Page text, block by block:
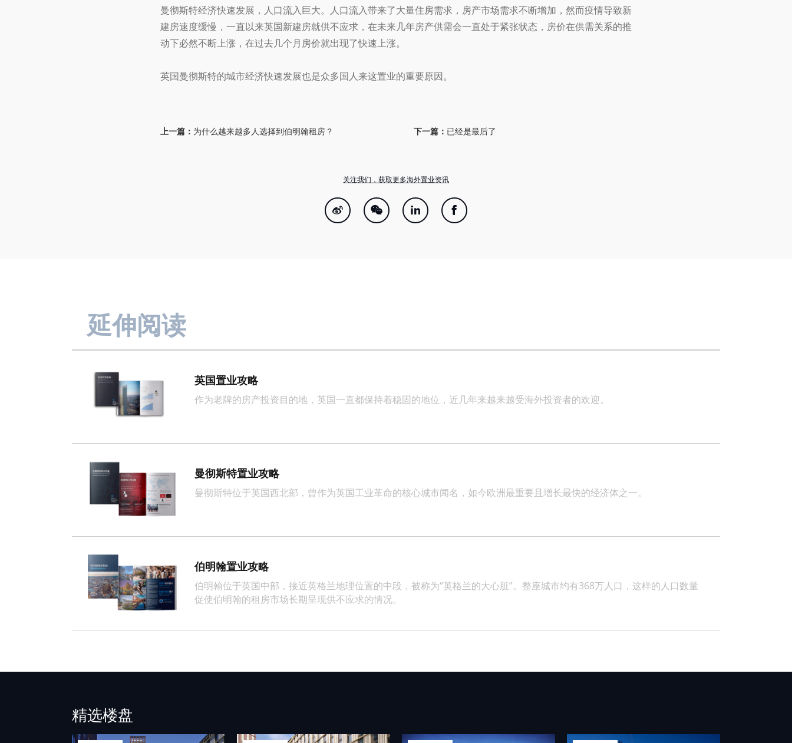
曼彻斯特经济快速发展，人口流入巨大。人口流入带来了大量住房需求，房产市场需求不断增加，然而疫情导致新
建房速度缓慢，一直以来英国新建房就供不应求，在未来几年房产供需会一直处于紧张状态，房价在供需关系的推
动下必然不断上涨，在过去几个月房价就出现了快速上涨。
英国曼彻斯特的城市经济快速发展也是众多国人来这置业的重要原因。
上一篇： 为什么越来越多人选择到伯明翰租房？ 下一篇： 已经是最后了
关注我们，获取更多海外置业资讯
延伸阅读
英国置业攻略
作为老牌的房产投资目的地，英国一直都保持着稳固的地位，近几年来越来越受海外投资者的欢迎。
曼彻斯特置业攻略
曼彻斯特位于英国西北部，曾作为英国工业革命的核心城市闻名，如今欧洲最重要且增长最快的经济体之一。
伯明翰置业攻略
伯明翰位于英国中部，接近英格兰地理位置的中段，被称为“英格兰的大心脏”。整座城市约有368万人口，这样的人口数量
促使伯明翰的租房市场长期呈现供不应求的情况。
精选楼盘